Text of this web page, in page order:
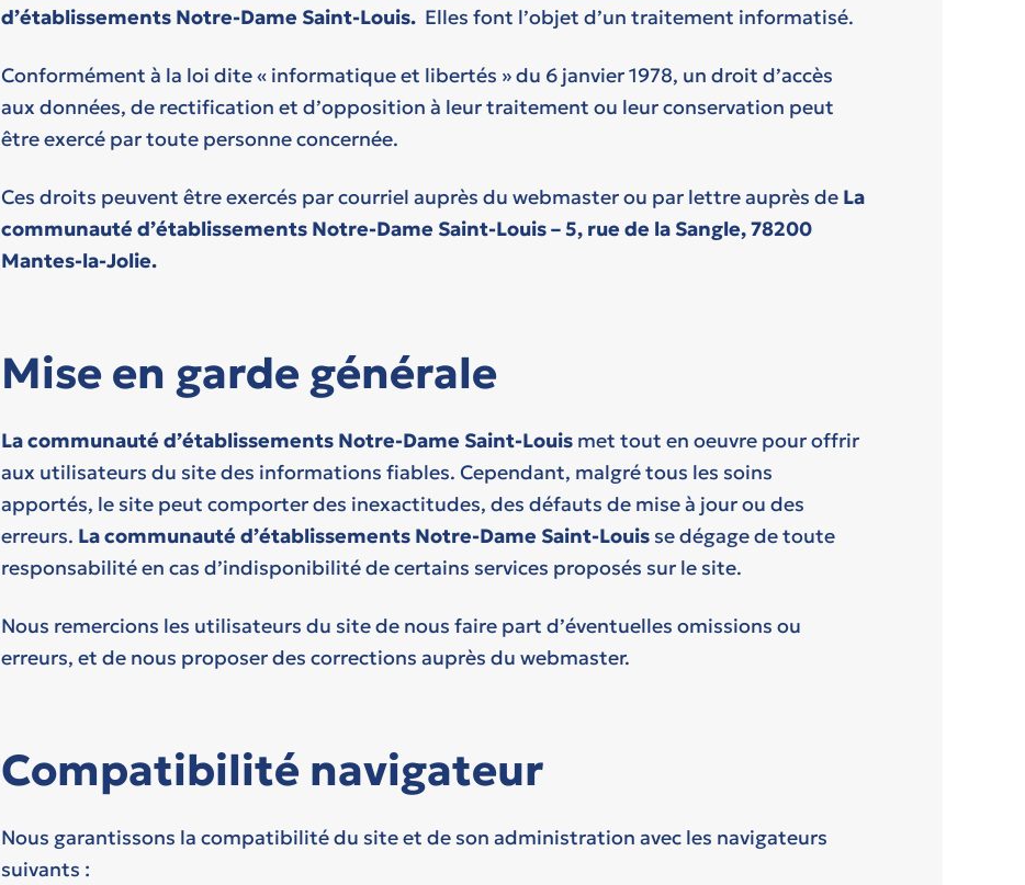
d’établissements Notre-Dame Saint-Louis. Elles font l’objet d’un traitement informatisé.
Conformément à la loi dite « informatique et libertés » du 6 janvier 1978, un droit d’accès
aux données, de rectification et d’opposition à leur traitement ou leur conservation peut
être exercé par toute personne concernée.
Ces droits peuvent être exercés par courriel auprès du webmaster ou par lettre auprès de La
communauté d’établissements Notre-Dame Saint-Louis – 5, rue de la Sangle, 78200
Mantes-la-Jolie.
Mise en garde générale
La communauté d’établissements Notre-Dame Saint-Louis met tout en oeuvre pour offrir
aux utilisateurs du site des informations fiables. Cependant, malgré tous les soins
apportés, le site peut comporter des inexactitudes, des défauts de mise à jour ou des
erreurs. La communauté d’établissements Notre-Dame Saint-Louis se dégage de toute
responsabilité en cas d’indisponibilité de certains services proposés sur le site.
Nous remercions les utilisateurs du site de nous faire part d’éventuelles omissions ou
erreurs, et de nous proposer des corrections auprès du webmaster.
Compatibilité navigateur
Nous garantissons la compatibilité du site et de son administration avec les navigateurs
suivants :